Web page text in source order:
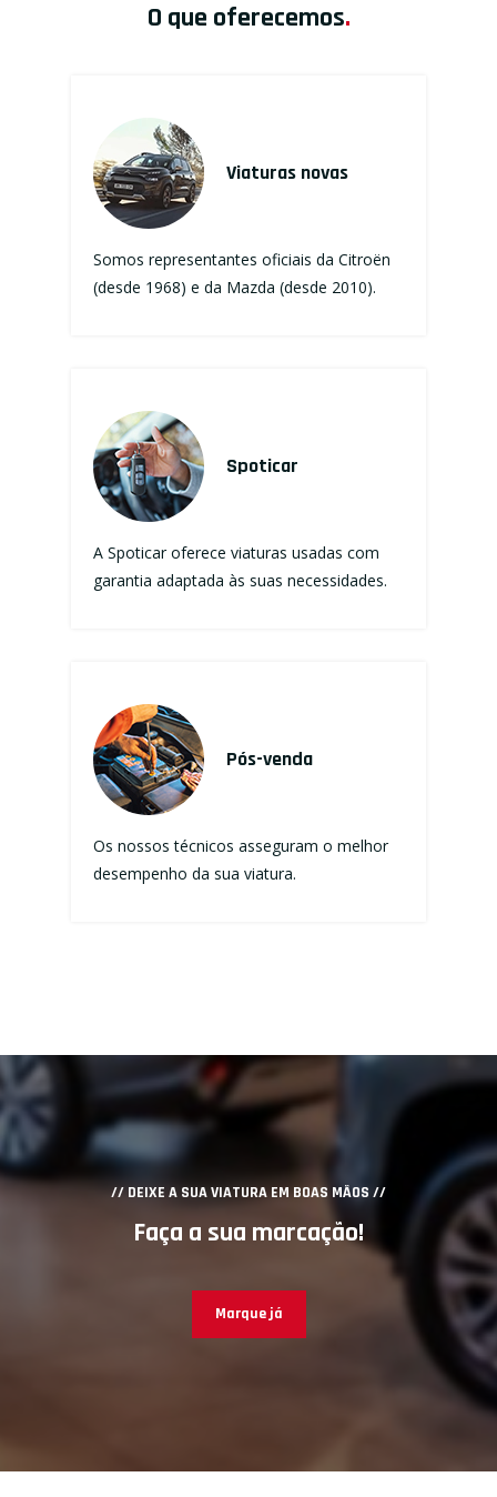
O que oferecemos.
Viaturas novas
Somos representantes oficiais da Citroën
(desde 1968) e da Mazda (desde 2010).
Spoticar
A Spoticar oferece viaturas usadas com
garantia adaptada às suas necessidades.
Pós-venda
Os nossos técnicos asseguram o melhor
desempenho da sua viatura.
// DEIXE A SUA VIATURA EM BOAS MÃOS //
Faça a sua marcação!
Marque já